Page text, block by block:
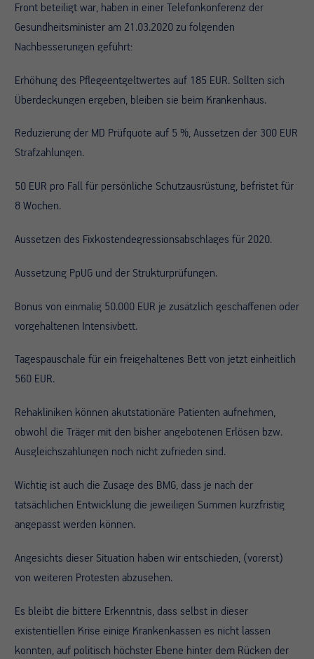
Front beteiligt war, haben in einer Telefonkonferenz der
Gesundheitsminister am 21.03.2020 zu folgenden
Nachbesserungen geführt:
Erhöhung des Pflegeentgeltwertes auf 185 EUR. Sollten sich
Überdeckungen ergeben, bleiben sie beim Krankenhaus.
Reduzierung der MD Prüfquote auf 5 %, Aussetzen der 300 EUR
Strafzahlungen.
50 EUR pro Fall für persönliche Schutzausrüstung, befristet für
8 Wochen.
Aussetzen des Fixkostendegressionsabschlages für 2020.
Aussetzung PpUG und der Strukturprüfungen.
Bonus von einmalig 50.000 EUR je zusätzlich geschaffenen oder
vorgehaltenen Intensivbett.
Tagespauschale für ein freigehaltenes Bett von jetzt einheitlich
560 EUR.
Rehakliniken können akutstationäre Patienten aufnehmen,
obwohl die Träger mit den bisher angebotenen Erlösen bzw.
Ausgleichszahlungen noch nicht zufrieden sind.
Wichtig ist auch die Zusage des BMG, dass je nach der
tatsächlichen Entwicklung die jeweiligen Summen kurzfristig
angepasst werden können.
Angesichts dieser Situation haben wir entschieden, (vorerst)
von weiteren Protesten abzusehen.
Es bleibt die bittere Erkenntnis, dass selbst in dieser
existentiellen Krise einige Krankenkassen es nicht lassen
konnten, auf politisch höchster Ebene hinter dem Rücken der